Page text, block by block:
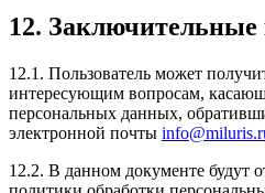
12.
12.1. Пользователь может
интересующим вопросам,
персональных данных,
электронной почты
12.2. В данном документе будут